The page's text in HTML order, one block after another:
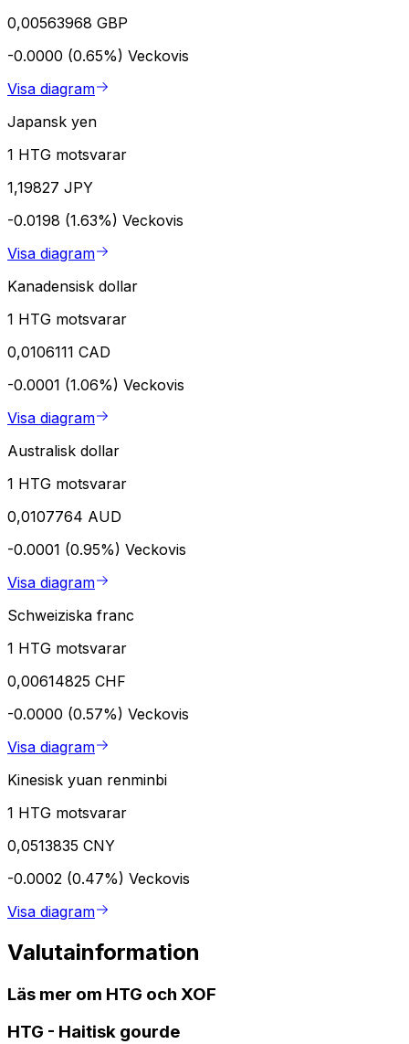
0,00563968 GBP
-0.0000 (0.65%) Veckovis
Visa diagram
Japansk yen
1 HTG motsvarar
1,19827 JPY
-0.0198 (1.63%) Veckovis
Visa diagram
Kanadensisk dollar
1 HTG motsvarar
0,0106111 CAD
-0.0001 (1.06%) Veckovis
Visa diagram
Australisk dollar
1 HTG motsvarar
0,0107764 AUD
-0.0001 (0.95%) Veckovis
Visa diagram
Schweiziska franc
1 HTG motsvarar
0,00614825 CHF
-0.0000 (0.57%) Veckovis
Visa diagram
Kinesisk yuan renminbi
1 HTG motsvarar
0,0513835 CNY
-0.0002 (0.47%) Veckovis
Visa diagram
Valutainformation
Läs mer om HTG och XOF
HTG - Haitisk gourde